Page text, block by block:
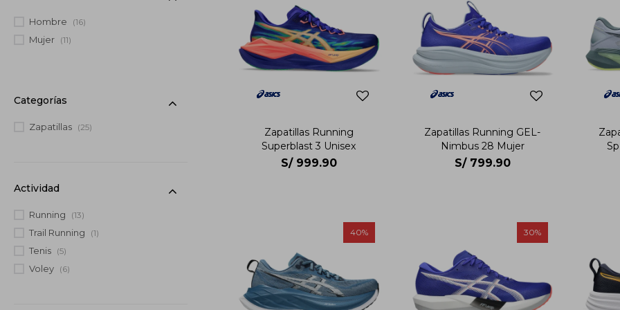
Zapatillas Running
Superblast 3 Unisex
S/ 999.90
Zapatillas Running GEL-
Nimbus 28 Mujer
S/ 799.90
40 30
Categorías
Zapatillas (25)
Hombre (16)
Mujer (11)
Actividad
Running (13)
Trail Running (1)
Tenis (5)
Voley (6)